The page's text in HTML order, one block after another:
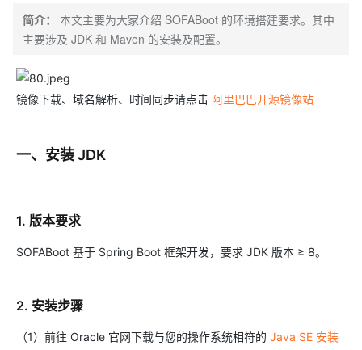
简介：
本文主要为大家介绍 SOFABoot 的环境搭建要求。其中
主要涉及 JDK 和 Maven 的安装及配置。
镜像下载、域名解析、时间同步请点击 阿里巴巴开源镜像站
一、安装 JDK
1. 版本要求
SOFABoot 基于 Spring Boot 框架开发，要求 JDK 版本 ≥ 8。
2. 安装步骤
（1）前往 Oracle 官网下载与您的操作系统相符的 Java SE 安装